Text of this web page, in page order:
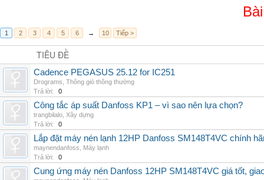
1 2 3 4 5 6 → 10 Tiếp >
TIÊU ĐỀ
Cadence PEGASUS 25.12 for IC251
Drograms Thông gió thông thường
Trả lời:
0
Công tắc áp suất Danfoss KP1 – vì sao nên lựa chọn?
trangbilalo Xây dựng
Trả lời:
0
Lắp đặt máy nén lạnh 12HP Danfoss SM148T4VC chính
maynendanfoss
Máy lạnh
Trả lời:
0
Cung ứng máy nén Danfoss 12HP SM148T4VC giá tốt,